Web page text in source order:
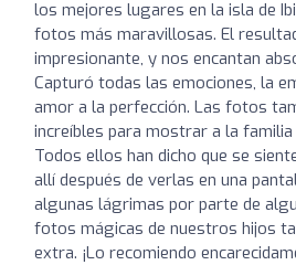
los mejores lugares en la isla de
fotos más maravillosas. El
impresionante, y nos encantan
Capturó todas las emociones, la
amor a la perfección. Las fotos
increíbles para mostrar a la
Todos ellos han dicho que se
allí después de verlas en una
algunas lágrimas por parte de
fotos mágicas de nuestros hijos
extra. ¡Lo recomiendo